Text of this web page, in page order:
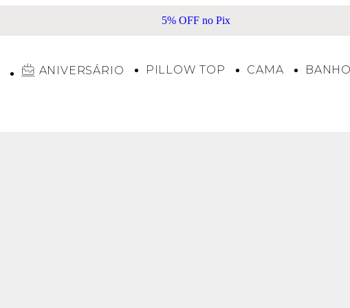
5% OFF no Pix
ANIVERSÁRIO PILLOW TOP CAMA BANHO